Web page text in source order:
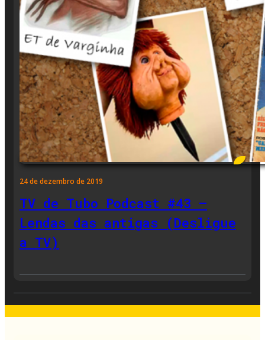
24 de dezembro de 2019
TV de Tubo Podcast #43 –
Lendas das antigas (Desligue
a TV)